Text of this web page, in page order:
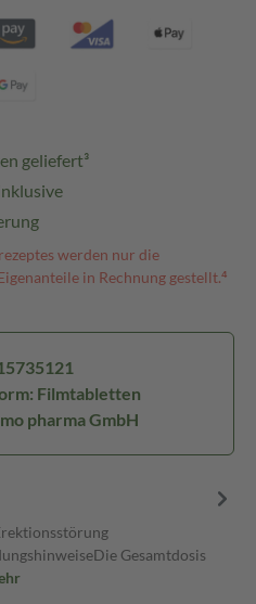
geliefert³
werden nur die
in Rechnung gestellt.⁴
Filmtabletten
pharma GmbH
Gesamtdosis